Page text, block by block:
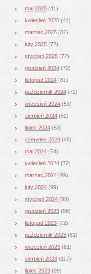
maj 2025 (41)
kwiecień 2025 (44)
marzec 2025 (81)
luty 2025 (72)
styczeń 2025 (72)
grudzień 2024 (72)
listopad 2024 (81)
październik 2024 (72)
wrzesień 2024 (53)
sierpień 2024 (52)
lipiec 2024 (53)
czerwiec 2024 (45)
maj 2024 (54)
kwiecień 2024 (72)
marzec 2024 (99)
luty 2024 (99)
styczeń 2024 (99)
grudzień 2023 (98)
listopad 2023 (72)
październik 2023 (81)
wrzesień 2023 (81)
sierpień 2023 (117)
lipiec 2023 (99)